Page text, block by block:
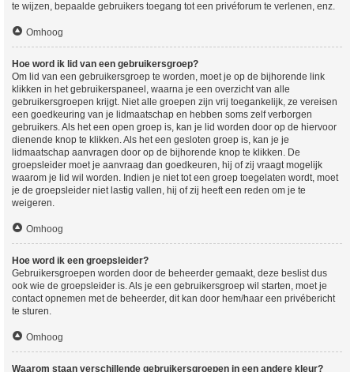
te wijzen, bepaalde gebruikers toegang tot een privéforum te verlenen, enz.
Omhoog
Hoe word ik lid van een gebruikersgroep?
Om lid van een gebruikersgroep te worden, moet je op de bijhorende link
klikken in het gebruikerspaneel, waarna je een overzicht van alle
gebruikersgroepen krijgt. Niet alle groepen zijn vrij toegankelijk, ze vereisen
een goedkeuring van je lidmaatschap en hebben soms zelf verborgen
gebruikers. Als het een open groep is, kan je lid worden door op de hiervoor
dienende knop te klikken. Als het een gesloten groep is, kan je je
lidmaatschap aanvragen door op de bijhorende knop te klikken. De
groepsleider moet je aanvraag dan goedkeuren, hij of zij vraagt mogelijk
waarom je lid wil worden. Indien je niet tot een groep toegelaten wordt, moet
je de groepsleider niet lastig vallen, hij of zij heeft een reden om je te
weigeren.
Omhoog
Hoe word ik een groepsleider?
Gebruikersgroepen worden door de beheerder gemaakt, deze beslist dus
ook wie de groepsleider is. Als je een gebruikersgroep wil starten, moet je
contact opnemen met de beheerder, dit kan door hem/haar een privébericht
te sturen.
Omhoog
Waarom staan verschillende gebruikersgroepen in een andere kleur?